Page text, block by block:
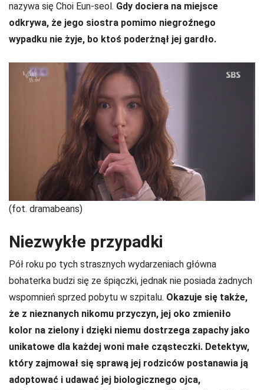
nazywa się Choi Eun-seol. Gdy dociera na miejsce
odkrywa, że jego siostra pomimo niegroźnego
wypadku nie żyje, bo ktoś poderżnął jej gardło.
(fot. dramabeans)
Niezwykłe przypadki
Pół roku po tych strasznych wydarzeniach główna
bohaterka budzi się ze śpiączki, jednak nie posiada żadnych
wspomnień sprzed pobytu w szpitalu. Okazuje się także,
że z nieznanych nikomu przyczyn, jej oko zmieniło
kolor na zielony i dzięki niemu dostrzega zapachy jako
unikatowe dla każdej woni małe cząsteczki. Detektyw,
który zajmował się sprawą jej rodziców postanawia ją
adoptować i udawać jej biologicznego ojca,